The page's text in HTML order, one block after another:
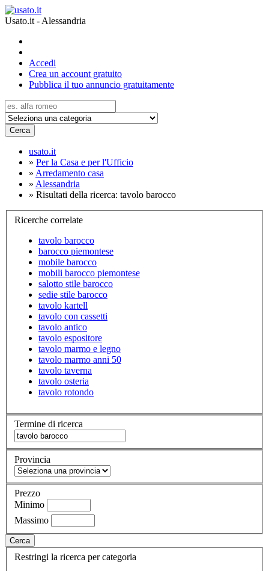
Usato.it - Alessandria
Accedi
Crea un account gratuito
Pubblica il tuo annuncio gratuitamente
Cerca
usato.it
» Per la Casa e per l'Ufficio
» Arredamento casa
» Alessandria
» Risultati della ricerca: tavolo barocco
Ricerche correlate
tavolo barocco
barocco piemontese
mobile barocco
mobili barocco piemontese
salotto stile barocco
sedie stile barocco
tavolo kartell
tavolo con cassetti
tavolo antico
tavolo espositore
tavolo marmo e legno
tavolo marmo anni 50
tavolo taverna
tavolo osteria
tavolo rotondo
Termine di ricerca
Provincia
Prezzo
Minimo
Massimo
Cerca
Restringi la ricerca per categoria